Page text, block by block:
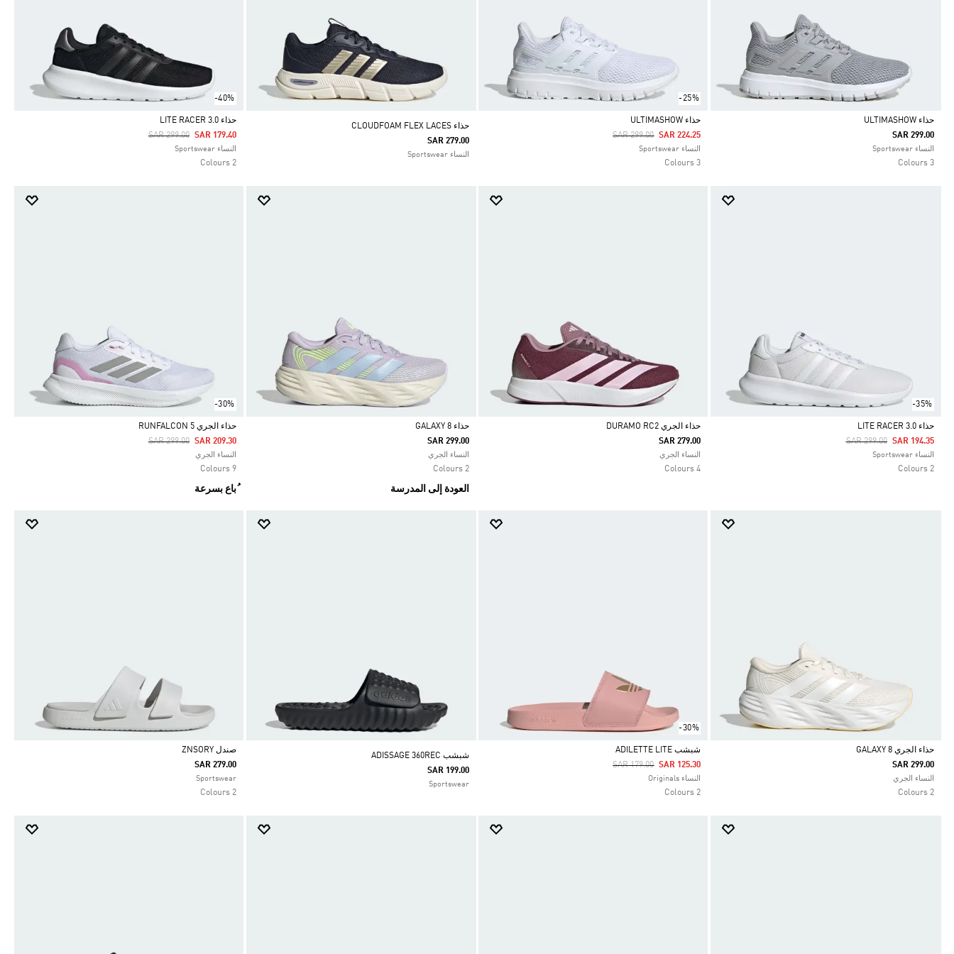
Selected
حذاء ULTIMASHOW
SAR 299.00
النساء Sportswear
3 Colours
-25%
Selected
حذاء ULTIMASHOW
Price Reduced From
SAR 299.00ToSAR 224.25
النساء Sportswear
3 Colours
حذاء CLOUDFOAM FLEX LACES
SAR 279.00
النساء Sportswear
-40%
Selected
حذاء LITE RACER 3.0
Price Reduced From
SAR 299.00ToSAR 179.40
النساء Sportswear
2 Colours
-35%
Selected
حذاء LITE RACER 3.0
Price Reduced From
SAR 299.00ToSAR 194.35
النساء Sportswear
2 Colours
Selected
حذاء الجري DURAMO RC2
SAR 279.00
النساء الجري
4 Colours
Selected
حذاء GALAXY 8
SAR 299.00
النساء الجري
2 Colours
العودة إلى المدرسة
-30%
Selected
حذاء الجري RUNFALCON 5
Price Reduced From
SAR 299.00ToSAR 209.30
النساء الجري
9 Colours
ُباع بسرعة
Selected
حذاء الجري GALAXY 8
SAR 299.00
النساء الجري
2 Colours
-30%
Selected
شبشب ADILETTE LITE
Price Reduced From
SAR 179.00ToSAR 125.30
النساء Originals
2 Colours
شبشب ADISSAGE 360REC
SAR 199.00
Sportswear
Selected
صندل ZNSORY
SAR 279.00
Sportswear
2 Colours